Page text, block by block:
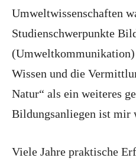
Umweltwissenschaften
Studienschwerpunkte
(Umweltkommunikation)
Wissen und die
Natur“ als ein weiteres
Bildungsanliegen ist mir
Viele Jahre praktische